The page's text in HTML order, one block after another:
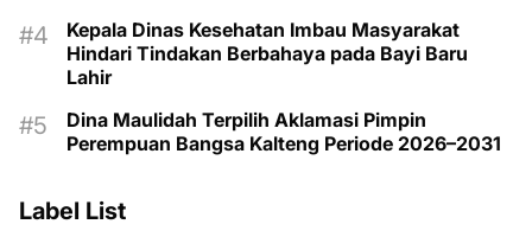
Kepala Dinas Kesehatan Imbau Masyarakat
Hindari Tindakan Berbahaya pada Bayi Baru
Lahir
Dina Maulidah Terpilih Aklamasi Pimpin
Perempuan Bangsa Kalteng Periode 2026–2031
Label List